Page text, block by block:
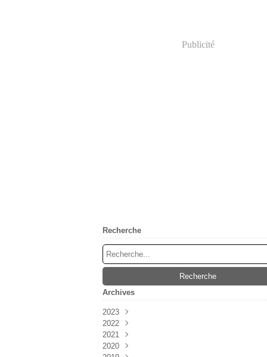
Publicité
Recherche
Archives
2023
Mai(1)
Février
2022
Mai(2)
Avril
2021
Juin
2020